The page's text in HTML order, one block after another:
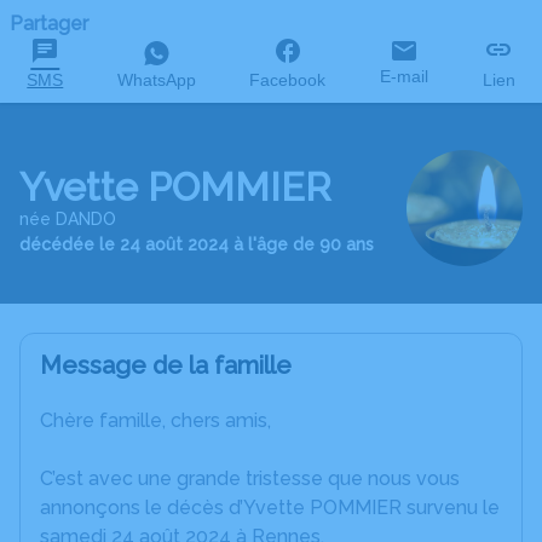
Partager
SMS WhatsApp Facebook E-mail Lien
Yvette POMMIER
née DANDO
décédée le 24 août 2024 à l'âge de 90 ans
Message de la famille
Chère famille, chers amis,
C’est avec une grande tristesse que nous vous
annonçons le décès d’Yvette POMMIER survenu le
samedi 24 août 2024 à Rennes.